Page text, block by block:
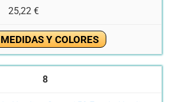
25,22 €
MEDIDAS Y COLORES
8